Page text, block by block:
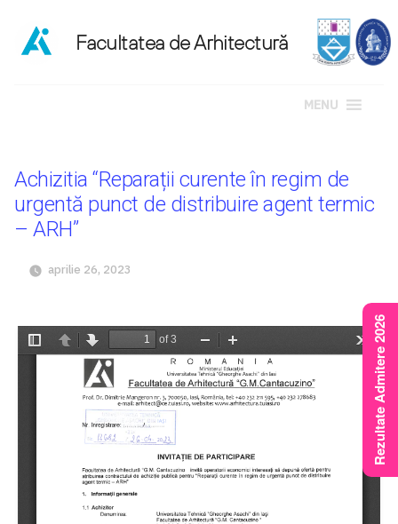
conținut
MENU
Achizitia “Reparații curente în regim de
urgentă punct de distribuire agent termic
– ARH”
aprilie 26, 2023
Rezultate Admitere 2026